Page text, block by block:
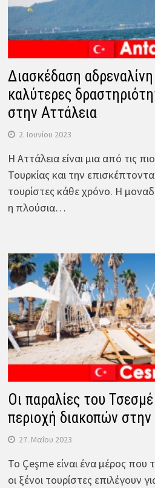
Διασκέδαση αδρεναλίνη
καλύτερες
στην Αττάλεια
2. Ιουνίου 2023
Η Αττάλεια είναι μια από τις
Τουρκίας και την
τουρίστες κάθε χρόνο. Η
η πλούσια…
Οι παραλίες του
περιοχή διακοπών στην
27. Μαΐου 2023
Το Çeşme είναι ένα μέρος που
οι ξένοι τουρίστες επιλέγουν